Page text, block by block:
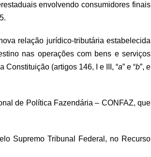
envolvendo consumidores finais
relação jurídico-tributária estabelecida
nas operações com bens e serviços
(artigos 146, I e III, “a” e “b”, e
de Política Fazendária – CONFAZ, que
Supremo Tribunal Federal, no Recurso